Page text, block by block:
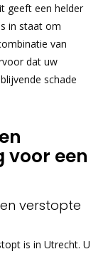
geeft een helder
in staat om
van
dat uw
schade
voor een
verstopte
is in Utrecht. U